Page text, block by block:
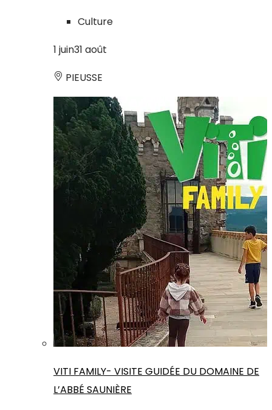
Culture
1 juin31 août
PIEUSSE
VITI FAMILY- VISITE GUIDÉE DU DOMAINE DE
L’ABBÉ SAUNIÈRE